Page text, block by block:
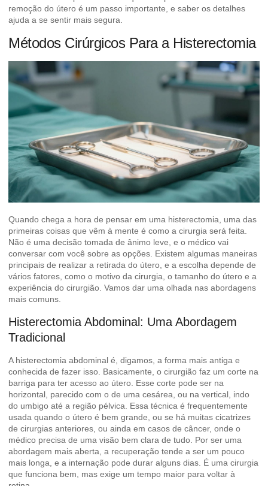
remoção do útero é um passo importante, e saber os detalhes
ajuda a se sentir mais segura.
Métodos Cirúrgicos Para a Histerectomia
Quando chega a hora de pensar em uma histerectomia, uma das
primeiras coisas que vêm à mente é como a cirurgia será feita.
Não é uma decisão tomada de ânimo leve, e o médico vai
conversar com você sobre as opções. Existem algumas maneiras
principais de realizar a retirada do útero, e a escolha depende de
vários fatores, como o motivo da cirurgia, o tamanho do útero e a
experiência do cirurgião. Vamos dar uma olhada nas abordagens
mais comuns.
Histerectomia Abdominal: Uma Abordagem
Tradicional
A histerectomia abdominal é, digamos, a forma mais antiga e
conhecida de fazer isso. Basicamente, o cirurgião faz um corte na
barriga para ter acesso ao útero. Esse corte pode ser na
horizontal, parecido com o de uma cesárea, ou na vertical, indo
do umbigo até a região pélvica. Essa técnica é frequentemente
usada quando o útero é bem grande, ou se há muitas cicatrizes
de cirurgias anteriores, ou ainda em casos de câncer, onde o
médico precisa de uma visão bem clara de tudo. Por ser uma
abordagem mais aberta, a recuperação tende a ser um pouco
mais longa, e a internação pode durar alguns dias. É uma cirurgia
que funciona bem, mas exige um tempo maior para voltar à